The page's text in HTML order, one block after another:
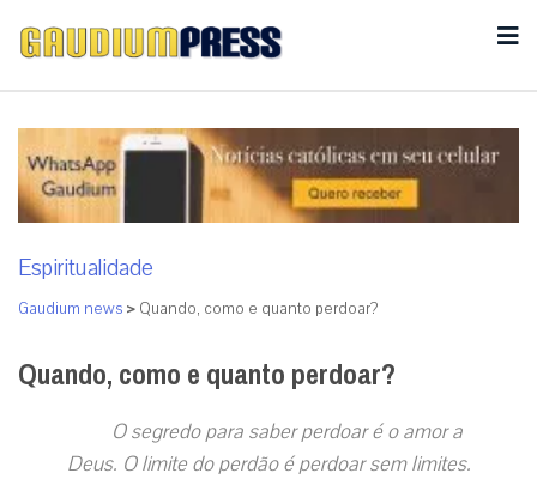
Espiritualidade
Gaudium news > Quando, como e quanto perdoar?
Quando, como e quanto perdoar?
O segredo para saber perdoar é o amor a
Deus. O limite do perdão é perdoar sem limites.